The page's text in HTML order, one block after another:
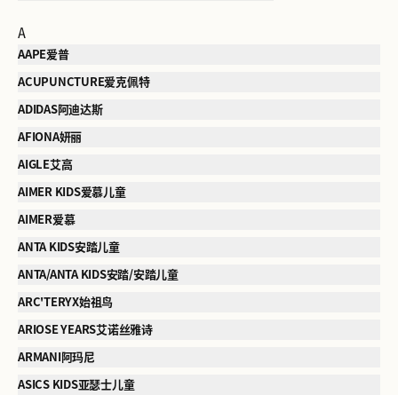
A
AAPE爱普
ACUPUNCTURE爱克佩特
ADIDAS阿迪达斯
AFIONA妍丽
AIGLE艾高
AIMER KIDS爱慕儿童
AIMER爱慕
ANTA KIDS安踏儿童
ANTA/ANTA KIDS安踏/安踏儿童
ARC'TERYX始祖鸟
ARIOSE YEARS艾诺丝雅诗
ARMANI阿玛尼
ASICS KIDS亚瑟士儿童